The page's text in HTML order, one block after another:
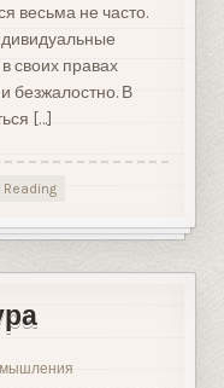
весьма не часто.
своих правах
безжалостно. В
[…]